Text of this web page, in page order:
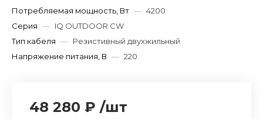
Потребляемая мощность, Вт — 4200
Серия — IQ OUTDOOR CW
Тип кабеля — Резистивный двухжильный
Напряжение питания, В — 220
48 280 ₽ /шт